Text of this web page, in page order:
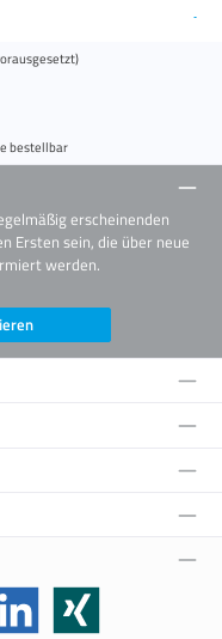
bestellbar
erscheinenden
Ersten sein, die über neue
werden.
Xing